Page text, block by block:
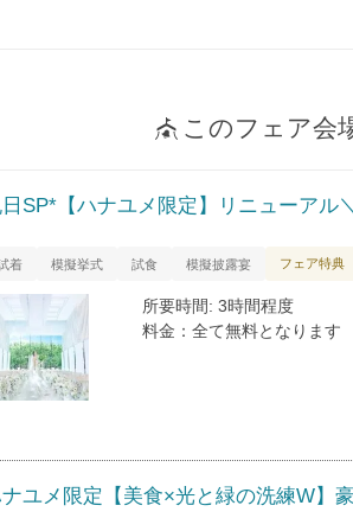
このフェア会
SP*【ハナユメ限定】リニューアル
着 模擬挙式 試食 模擬披露宴 フェア特典
所要時間: 3時間程度
料金：全て無料となります
ユメ限定【美食×光と緑の洗練W】